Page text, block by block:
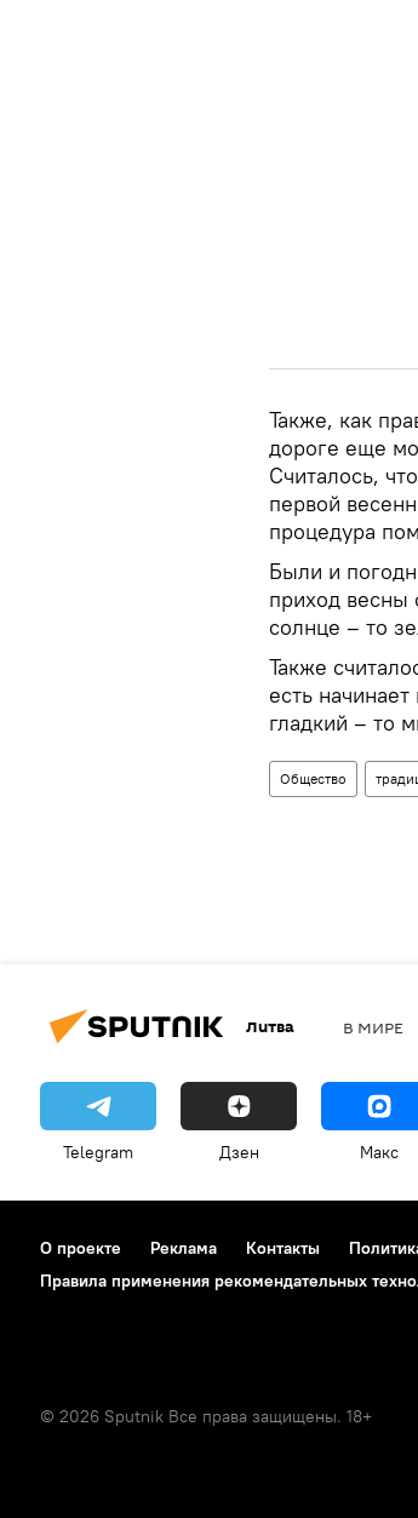
Также, как
дороге еще
Считалось,
первой
процедура
Были и
приход весны
солнце – то
Также
есть
гладкий – то
Общество
Литва В МИРЕ
Telegram Дзен Макс
О проекте Реклама Контакты
Правила применения рекомендательных
© 2026 Sputnik Все права защищены. 18+